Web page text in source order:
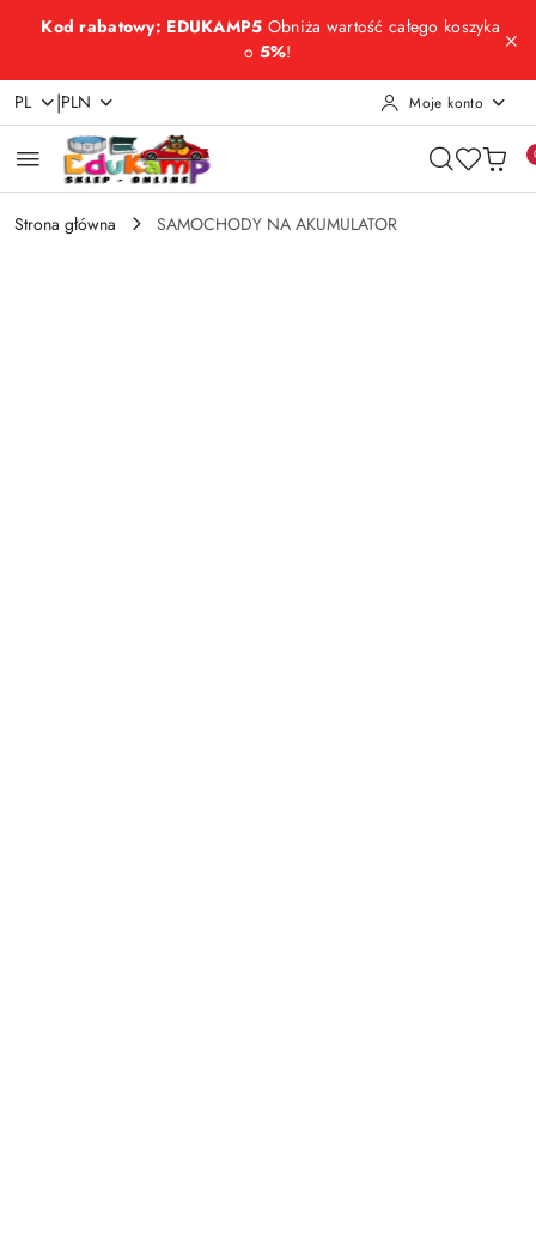
Przejdź do treści głównej
Przejdź do wyszukiwarki
Przejdź do moje konto
Przejdź do menu głównego
Przejdź do opisu produktu
Przejdź do stopki
Kod rabatowy: EDUKAMP5 Obniża wartość całego koszyka
o 5%!
PL |PLN Moje konto
Strona główna SAMOCHODY NA AKUMULATOR